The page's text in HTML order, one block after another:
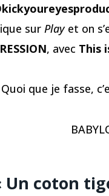
sur Playet on
, avec This
que je fasse,
Un coton